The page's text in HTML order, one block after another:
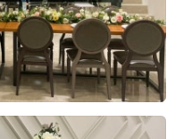
을 정도로 더베니르 웨딩홀
과 혼주석이 따로 있는 연회
2시간30분, 그리고 주차장이
음에 들었습니다
더 보기